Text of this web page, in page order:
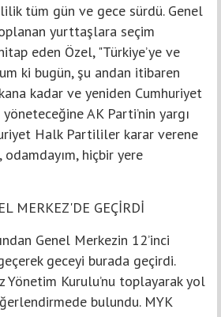
tüm gün ve gece sürdü. Genel
yurttaşlara seçim
eden Özel, "Türkiye’ye ve
ki bugün, şu andan itibaren
kadar ve yeniden Cumhuriyet
AK Parti’nin yargı
Halk Partililer karar verene
odamdayım, hiçbir yere
MERKEZ'DE GEÇİRDİ
Genel Merkezin 12’inci
geceyi burada geçirdi.
Yönetim Kurulu’nu toplayarak yol
bulundu. MYK